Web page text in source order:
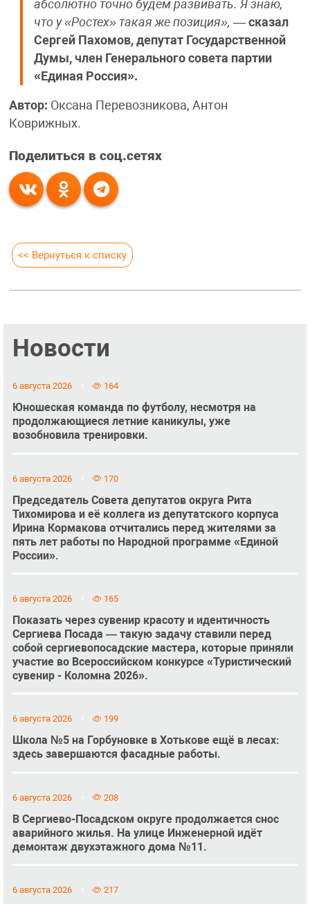
абсолютно точно будем развивать. Я знаю,
что у «Ростех» такая же позиция», —сказал
Сергей Пахомов, депутат Государственной
Думы, член Генерального совета партии
«Единая Россия».
Автор: Оксана Перевозникова, Антон
Коврижных.
Поделиться в соц.сетях
<< Вернуться к списку
Новости
6 августа 2026 164
Юношеская команда по футболу, несмотря на
продолжающиеся летние каникулы, уже
возобновила тренировки.
6 августа 2026 170
Председатель Совета депутатов округа Рита
Тихомирова и её коллега из депутатского корпуса
Ирина Кормакова отчитались перед жителями за
пять лет работы по Народной программе «Единой
России».
6 августа 2026 165
Показать через сувенир красоту и идентичность
Сергиева Посада — такую задачу ставили перед
собой сергиевопосадские мастера, которые приняли
участие во Всероссийском конкурсе «Туристический
сувенир - Коломна 2026».
6 августа 2026 199
Школа №5 на Горбуновке в Хотькове ещё в лесах:
здесь завершаются фасадные работы.
6 августа 2026 208
В Сергиево-Посадском округе продолжается снос
аварийного жилья. На улице Инженерной идёт
демонтаж двухэтажного дома №11.
6 августа 2026 217